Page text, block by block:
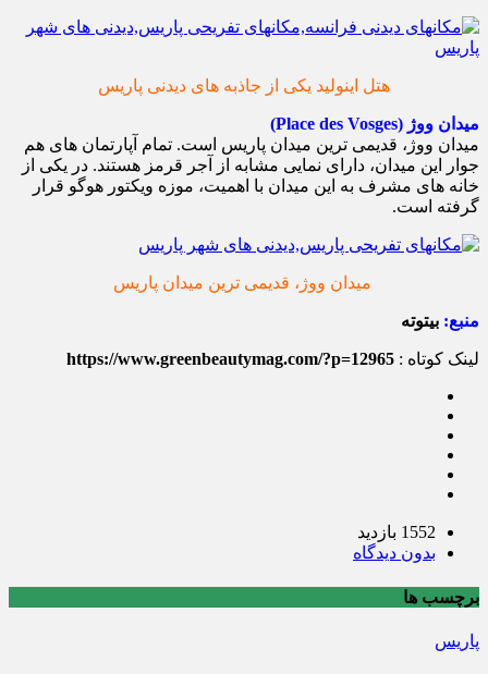
هتل اینولید یکی از جاذبه های دیدنی پاریس
میدان ووژ (Place des Vosges)
میدان ووژ، قدیمی ترین میدان پاریس است. تمام آپارتمان های هم
جوار این میدان، دارای نمایی مشابه از آجر قرمز هستند. در یکی از
خانه های مشرف به این میدان با اهمیت، موزه ویکتور هوگو قرار
گرفته است.
میدان ووژ، قدیمی ترین میدان پاریس
منبع: بیتوته
لینک کوتاه : https://www.greenbeautymag.com/?p=12965
1552 بازدید
بدون دیدگاه
برچسب ها
پاریس